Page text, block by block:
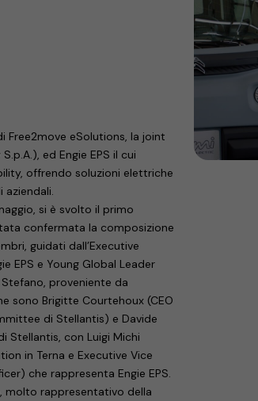
Free2move eSolutions, la joint
ed Engie EPS il cui
offrendo soluzioni elettriche
si è svolto il primo
confermata la composizione
guidati dall’Executive
EPS e Young Global Leader
proveniente da
sono Brigitte Courtehoux (CEO
di Stellantis) e Davide
Stellantis, con Luigi Michi
in Terna e Executive Vice
che rappresenta Engie EPS.
molto rappresentativo della